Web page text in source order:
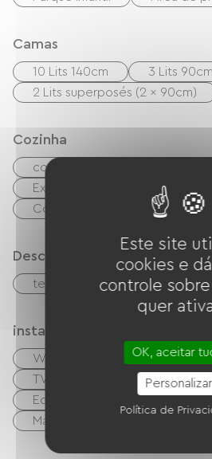
Camas
10 Lits 140cm
3 Lits 90cm
2 Lits superposés (2 x 90cm)
Cozinha
cozinha pequena
Exaustor
Refrigerador
Congélateur
Descrição
terraço
instalações
Wi-Fi grátis
Acesso à
TV
Equipamento de engomar
Máquina de lavar roupa
Este site
cookies e
controle
quer
OK, aceitar
Personalizar
Política de